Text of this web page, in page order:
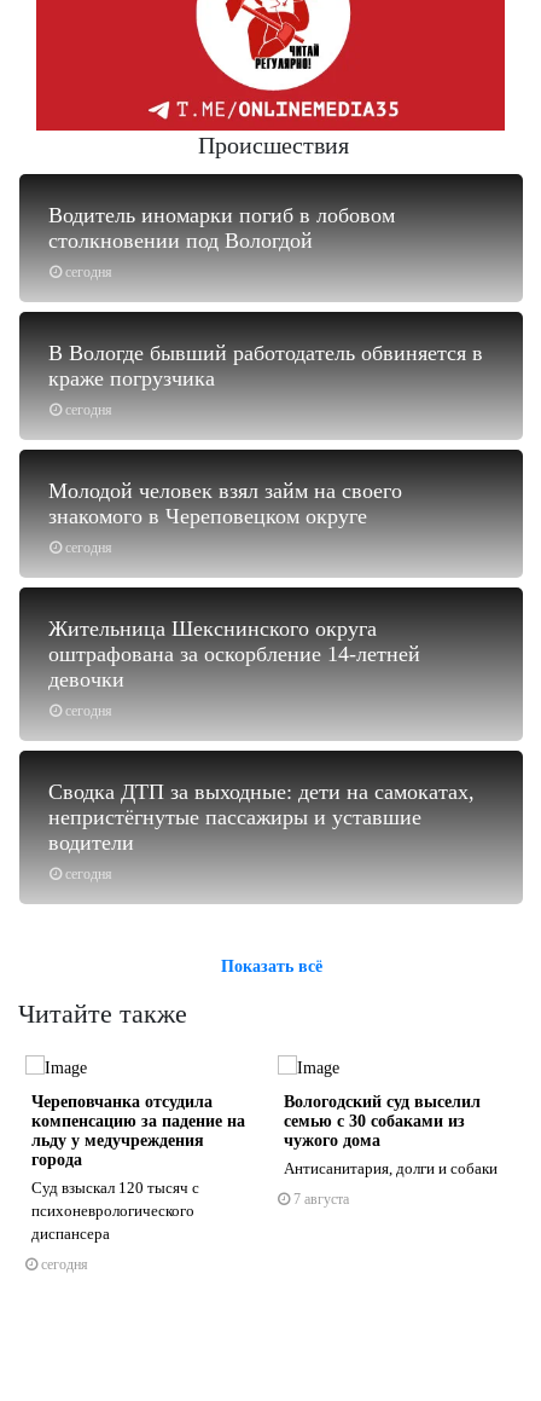
Происшествия
сегодня
Водитель иномарки погиб в лобовом
столкновении под Вологдой
сегодня
В Вологде бывший работодатель обвиняется в
краже погрузчика
сегодня
Молодой человек взял займ на своего
знакомого в Череповецком округе
сегодня
Жительница Шекснинского округа
оштрафована за оскорбление 14-летней
девочки
сегодня
Сводка ДТП за выходные: дети на самокатах,
непристёгнутые пассажиры и уставшие
водители
Показать всё
Читайте также
Череповчанка отсудила
компенсацию за падение на
льду у медучреждения
города
Суд взыскал 120 тысяч с
психоневрологического
диспансера
сегодня
Вологодский суд выселил
семью с 30 собаками из
чужого дома
Антисанитария, долги и собаки
7 августа